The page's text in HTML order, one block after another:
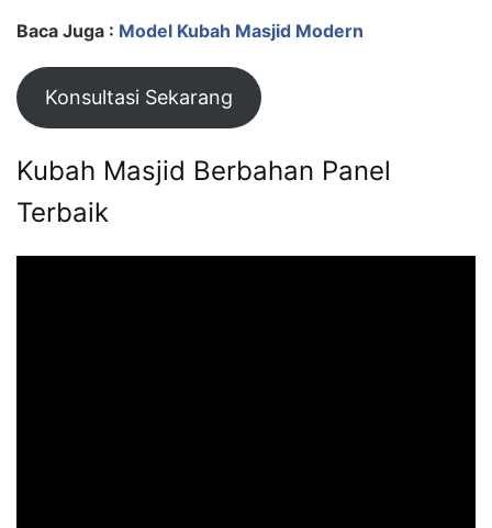
Baca Juga : Model Kubah Masjid Modern
Konsultasi Sekarang
Kubah Masjid Berbahan Panel
Terbaik